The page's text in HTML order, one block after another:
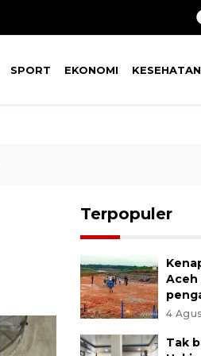
SPORT EKONOMI KESEHATAN
Terpopuler
Aceh
4
Tak